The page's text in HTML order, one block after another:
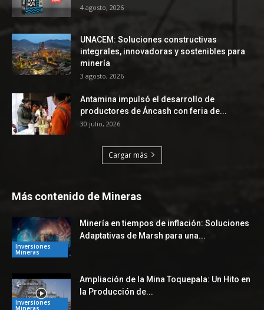
4 agosto, 2026
UNACEM: Soluciones constructivas
integrales, innovadoras y sostenibles para
minería
3 agosto, 2026
Antamina impulsó el desarrollo de
productores de Áncash con feria de...
30 julio, 2026
Cargar más
Más contenido de Mineras
Inversiones
Mineras
Minería en tiempos de inflación: Soluciones
Adaptativas de Marsh para una...
Inversiones
Ampliación de la Mina Toquepala: Un Hito en
la Producción de...